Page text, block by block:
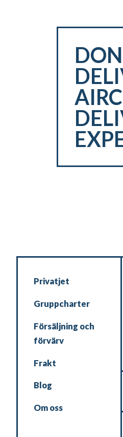
Privatjet
Gruppcharter
Försäljning och
förvärv
Frakt
Blog
Om oss